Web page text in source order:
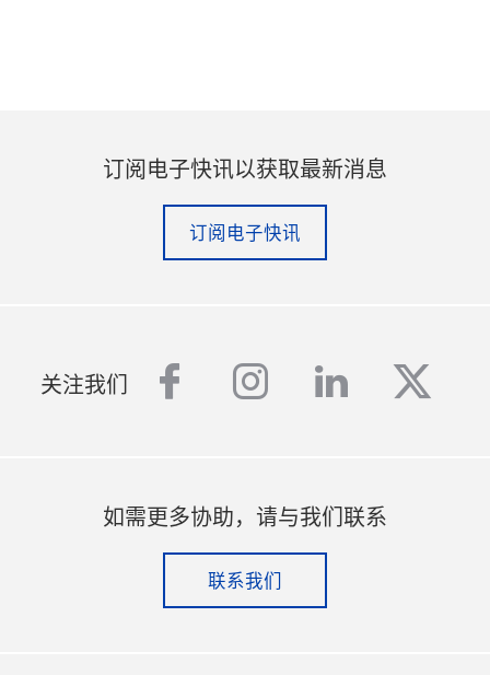
订阅电子快讯以获取最新消息
订阅电子快讯
关注我们 facebook
instagram
linkedin
如需更多协助，请与我们联系
联系我们